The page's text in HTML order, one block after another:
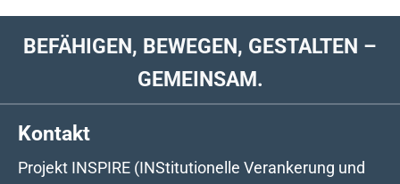
BEFÄHIGEN, BEWEGEN, GESTALTEN –
GEMEINSAM.
Kontakt
Projekt INSPIRE (INStitutionelle Verankerung und